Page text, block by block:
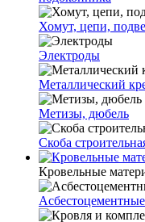
Хомут, цепи,
Электроды
Металлический
Метизы, дюбель
Скоба
Кровельные